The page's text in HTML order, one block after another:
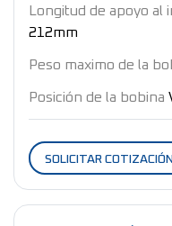
Longitud de apoyo
212mm
Peso maximo de la
Posición de la bobina
SOLICITAR COTIZACIÓN